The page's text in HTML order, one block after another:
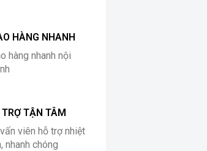
HÀNG NHANH
hàng nhanh nội
TRỢ TẬN TÂM
viên hỗ trợ nhiệt
nhanh chóng